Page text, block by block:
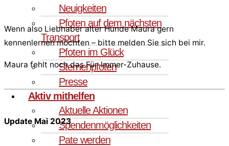
Neuigkeiten
Pfoten auf dem nächsten
Transport
Pfoten im Glück
Sternenpfoten
Presse
Aktiv mithelfen
Aktuelle Aktionen
Spendenmöglichkeiten
Pate werden
Wenn also Liebhaber alter Hunde Maura gern
kennenlernen möchten – bitte melden Sie sich bei mir.
Maura fehlt noch das Für-Immer-Zuhause.
Update Mai 2023